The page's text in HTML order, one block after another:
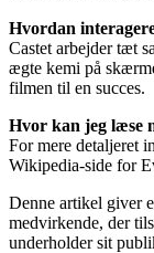
Hvordan
Castet arbejder tæt
ægte kemi på
filmen til en succes.
Hvor kan jeg læse
For mere detaljeret
Wikipedia-side for
Denne artikel giver
medvirkende, der
underholder sit